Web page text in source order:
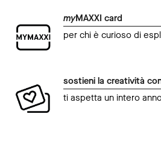
myMAXXI card
per chi è curioso di
sostieni la creatività
ti aspetta un intero